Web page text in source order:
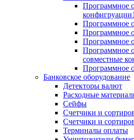
Программное
Программное
Программное
Программное
Программное
совместные
Программное
Банковское оборудование
Детекторы валют
Расходные
Сейфы
Счетчики и
Счетчики и
Терминалы оплаты